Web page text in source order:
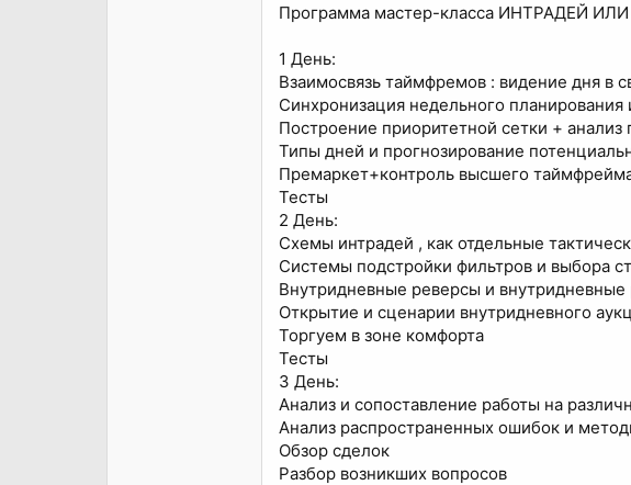
Программа мастер-класса ИНТРАДЕЙ
1 День:
Взаимосвязь таймфремов : видение дня в
Синхронизация недельного планирования
Построение приоритетной сетки +
Типы дней и прогнозирование
Премаркет+контроль высшего
Тесты
2 День:
Схемы интрадей , как отдельные
Системы подстройки фильтров и выбора
Внутридневные реверсы и
Открытие и сценарии внутридневного
Торгуем в зоне комфорта
Тесты
3 День:
Анализ и сопоставление работы на
Анализ распространенных ошибок и
Обзор сделок
Разбор возникших вопросов